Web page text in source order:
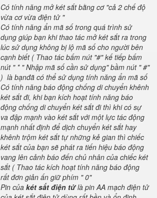
Có tính năng mở két sắt bằng cơ "cả 2 chế độ
vừa cơ vừa điện tử "
Có tính năng ẩn mã số trong quá trình sử
dụng giúp bạn khi thao tác mở két sắt ra trong
lúc sử dụng không bị lộ mã số cho người bên
cạnh biết ( Thao tác bấm nút "#" kế tiếp bấm
nút " * " Nhập mã số cần sử dụng" bầm nút " #"
) là bạnđã có thể sử dụng tính năng ẩn mã số
Có tính năng báo động chống di chuyển khênh
két sắt đi, khi bạn kích hoạt tính năng báo
động chống di chuyển két sắt đi thì khi có sự
va đập mạnh vào két sắt với một lực tác động
mạnh nhất định để dịch chuyển két sắt hay
khênh trộm két sắt tự những kẻ gian thì chiếc
két sắt của bạn sẽ phát ra tiến hiệu báo động
vang lên cảnh báo đến chủ nhân của chiếc két
sắt ( Thao tác kích hoạt tính năng báo động
rất đơn giản ấn giữ phím " 0"
Pin của két sắt điện tửlà pin AA mạch điện tử